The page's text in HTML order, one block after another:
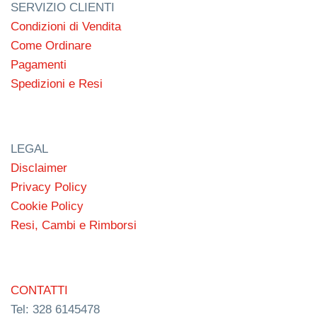
SERVIZIO CLIENTI
Condizioni di Vendita
Come Ordinare
Pagamenti
Spedizioni e Resi
LEGAL
Disclaimer
Privacy Policy
Cookie Policy
Resi, Cambi e Rimborsi
CONTATTI
Tel: 328 6145478